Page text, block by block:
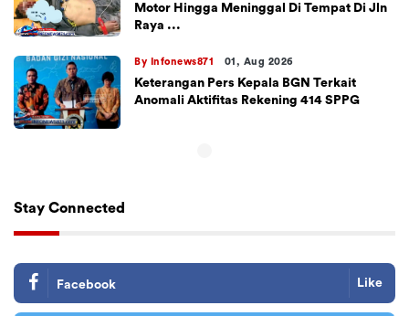
Motor Hingga Meninggal Di Tempat Di Jln
Raya ...
By Infonews871 01, Aug 2026
Keterangan Pers Kepala BGN Terkait
Anomali Aktifitas Rekening 414 SPPG
Stay Connected
Facebook Like